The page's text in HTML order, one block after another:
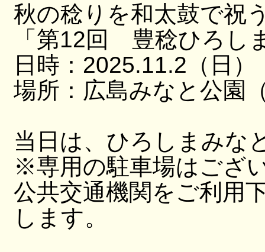
秋の稔りを和太鼓で祝
「第12回 豊稔ひろし
日時：2025.11.2（日
場所：広島みなと公園
当日は、ひろしまみな
※専用の駐車場はござ
公共交通機関をご利用
します。